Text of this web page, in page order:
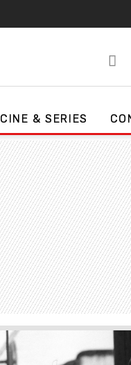
CINE & SERIES